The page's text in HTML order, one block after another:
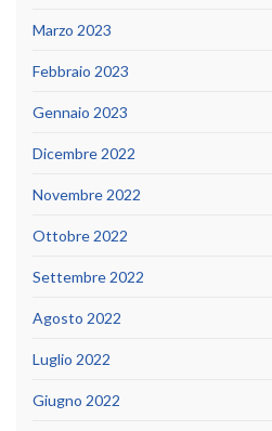
Marzo 2023
Febbraio 2023
Gennaio 2023
Dicembre 2022
Novembre 2022
Ottobre 2022
Settembre 2022
Agosto 2022
Luglio 2022
Giugno 2022